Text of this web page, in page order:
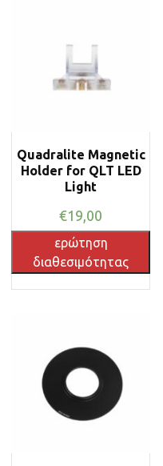
Quadralite Magnetic
Holder for QLT LED
Light
€19,00
ερώτηση
διαθεσιμότητας